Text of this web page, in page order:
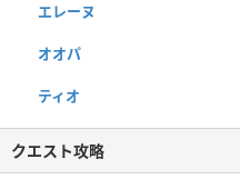
エレーヌ
オオパ
ティオ
クエスト攻略